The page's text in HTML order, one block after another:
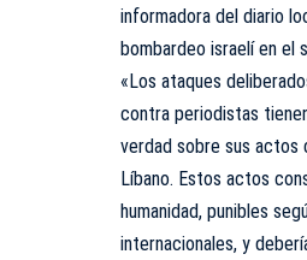
informadora del diario
bombardeo israelí en el
«Los ataques
contra periodistas
verdad sobre sus actos
Líbano. Estos actos
humanidad, punibles
internacionales, y